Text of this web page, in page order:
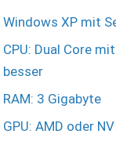
Windows XP mit
CPU: Dual Core
besser
RAM: 3 Gigabyte
GPU: AMD oder